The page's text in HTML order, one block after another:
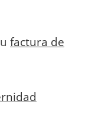
factura de